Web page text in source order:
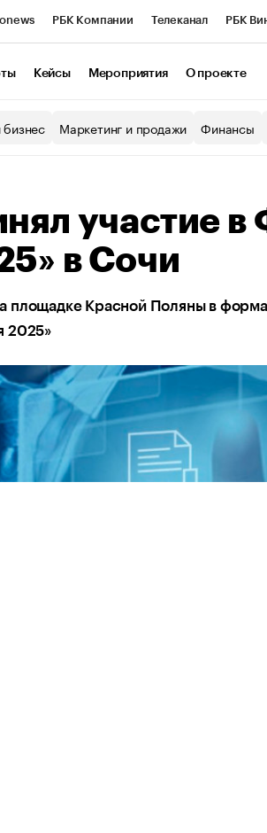
РБК Компании Телеканал РБК
Экономика Бизнес
Кейсы Мероприятия О проекте
Маркетинг и продажи Финансы
участие
в Сочи
площадке Красной Поляны в
2025»